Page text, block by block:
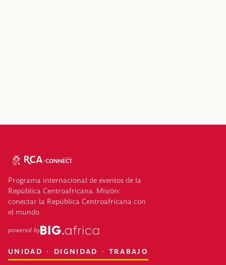
Programa internacional de eventos de la
República Centroafricana. Misión:
conectar la República Centroafricana con
el mundo.
powered by
UNIDAD · DIGNIDAD · TRABAJO